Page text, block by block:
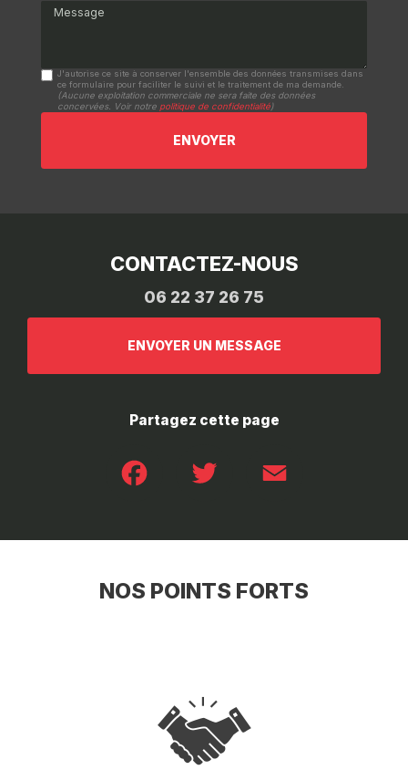
Message
J'autorise ce site à conserver l'ensemble des données transmises dans
ce formulaire pour faciliter le suivi et le traitement de ma demande.
(Aucune exploitation commerciale ne sera faite des données
concervées. Voir notre politique de confidentialité)
CONTACTEZ-NOUS
06 22 37 26 75
ENVOYER UN MESSAGE
Partagez cette page
NOS POINTS FORTS